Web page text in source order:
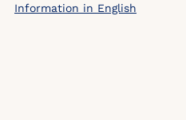
Information in English